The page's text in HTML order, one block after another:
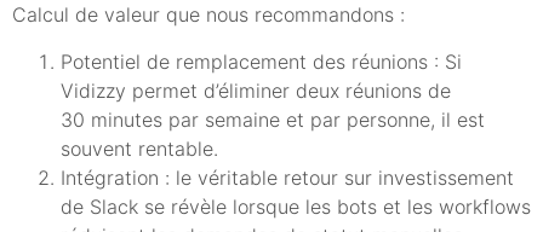
Calcul de valeur que nous recommandons :
Potentiel de remplacement des réunions : Si
Vidizzy permet d’éliminer deux réunions de
30 minutes par semaine et par personne, il est
souvent rentable.
Intégration : le véritable retour sur investissement
de Slack se révèle lorsque les bots et les workflows